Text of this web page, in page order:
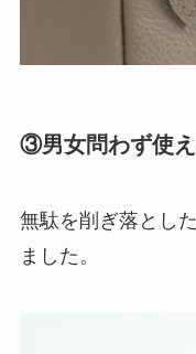
③男女問わず使
無駄を削ぎ落とし
ました。